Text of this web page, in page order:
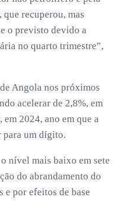
recuperou, mas
o previsto devido a
no quarto trimestre”,
Angola nos próximos
acelerar de 2,8%, em
em 2024, ano em que a
um dígito.
nível mais baixo em sete
do abrandamento do
e por efeitos de base